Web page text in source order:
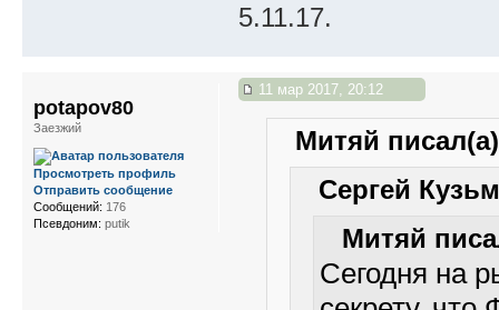
5.11.17.
11 мар 2017, 20:12
Митяй
Сергей
Митяй
Сегодня на
potapov80
Заезжий
Просмотреть профиль
Отправить сообщение
Сообщений: 176
Псевдоним: putik